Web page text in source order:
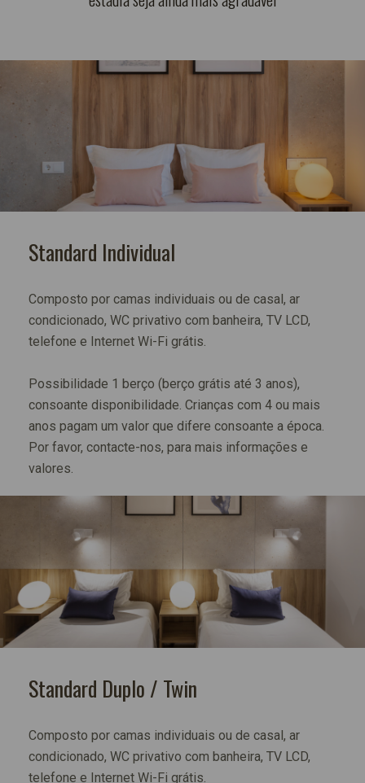
Standard Individual
Composto por camas individuais ou de casal, ar
condicionado, WC privativo com banheira, TV LCD,
telefone e Internet Wi-Fi grátis.
Possibilidade 1 berço (berço grátis até 3 anos),
consoante disponibilidade. Crianças com 4 ou mais
anos pagam um valor que difere consoante a época.
Por favor, contacte-nos, para mais informações e
valores.
Standard Duplo / Twin
Composto por camas individuais ou de casal, ar
condicionado, WC privativo com banheira, TV LCD,
telefone e Internet Wi-Fi grátis.